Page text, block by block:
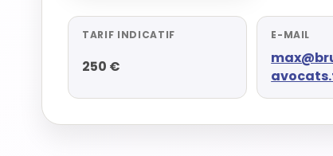
TARIF INDICATIF
250 €
E-MAIL